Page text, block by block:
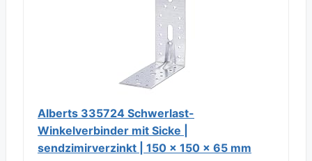
Alberts 335724 Schwerlast-
Winkelverbinder mit Sicke |
sendzimirverzinkt | 150 x 150 x 65 mm